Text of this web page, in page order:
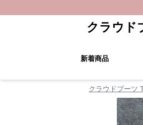
クラウド
新着商品
クラウドブーツ